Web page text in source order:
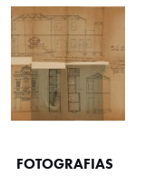
FOTOGRAFIAS